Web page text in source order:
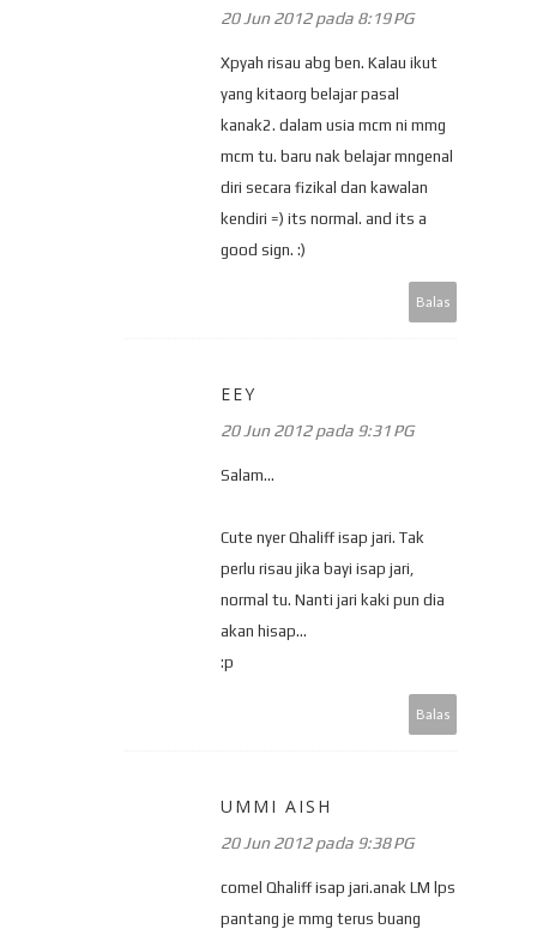
20 Jun 2012 pada 8:19 PG
Xpyah risau abg ben. Kalau ikut
yang kitaorg belajar pasal
kanak2. dalam usia mcm ni mmg
mcm tu. baru nak belajar mngenal
diri secara fizikal dan kawalan
kendiri =) its normal. and its a
good sign. :)
Balas
EEY
20 Jun 2012 pada 9:31 PG
Salam...
Cute nyer Qhaliff isap jari. Tak
perlu risau jika bayi isap jari,
normal tu. Nanti jari kaki pun dia
akan hisap...
:p
Balas
UMMI AISH
20 Jun 2012 pada 9:38 PG
comel Qhaliff isap jari.anak LM lps
pantang je mmg terus buang